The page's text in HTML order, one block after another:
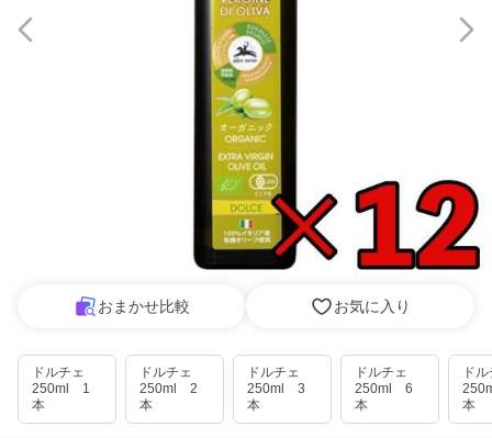
おまかせ比較 お気に入り
ドルチェ
250ml 1
本
ドルチェ
250ml 2
本
ドルチェ
250ml 3
本
ドルチェ
250ml 6
本
ド
本